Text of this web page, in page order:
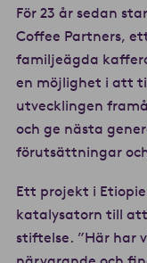
För 23 år sedan
Coffee Partners,
familjeägda
en möjlighet i att
utvecklingen
och ge nästa
förutsättningar
Ett projekt i
katalysatorn till
stiftelse. ”Här har